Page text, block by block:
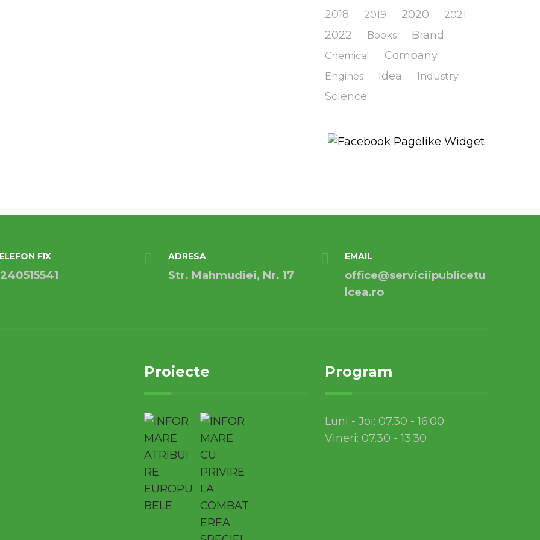
2018 2019 2020 2021
2022 Books Brand
Chemical Company
Engines Idea Industry
Science
FIX ADRESA
Str. Mahmudiei, Nr. 17
EMAIL
office@serviciipublicetu
lcea.ro
Proiecte Program
Luni - Joi: 07.30 - 16.00
Vineri: 07.30 - 13.30